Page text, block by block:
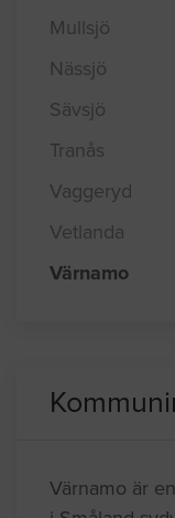
Mullsjö
Nässjö
Sävsjö
Tranås
Vaggeryd
Vetlanda
Värnamo
Värnamo är